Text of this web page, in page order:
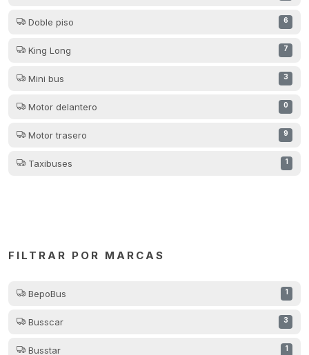
Doble piso 6
King Long 7
Mini bus 3
Motor delantero 0
Motor trasero 9
Taxibuses 1
FILTRAR POR MARCAS
BepoBus 1
Busscar 3
Busstar 1